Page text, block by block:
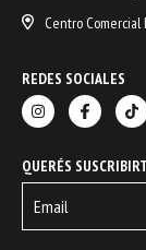
Centro Comercial
REDES SOCIALES
QUERÉS